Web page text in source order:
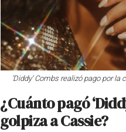
‘Diddy’ Combs realizó pago por
¿Cuánto pagó
golpiza a Cassie?